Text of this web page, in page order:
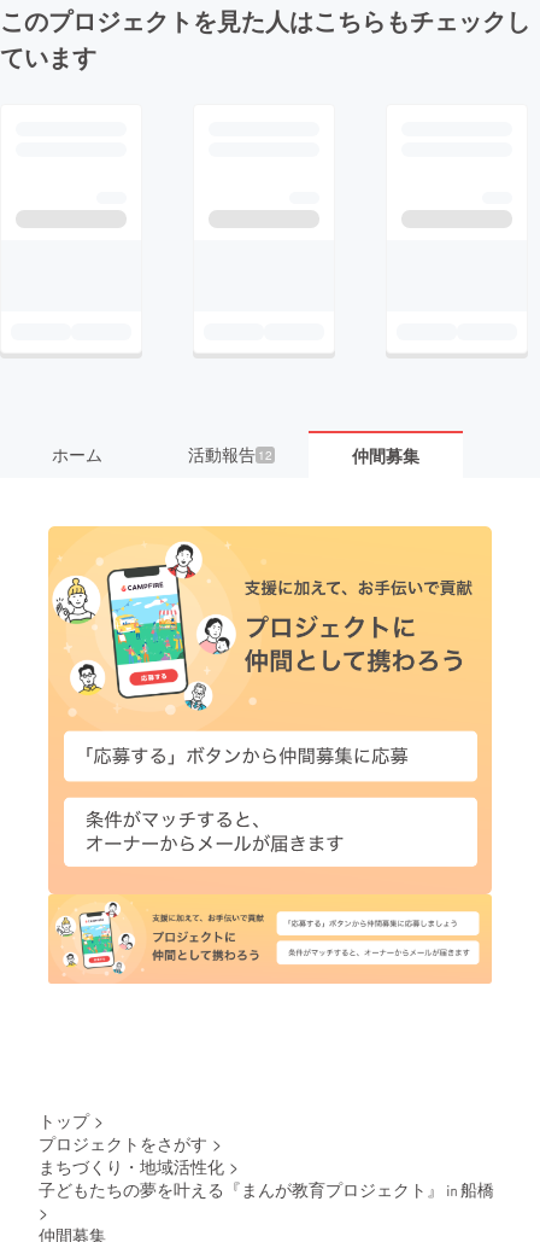
このプロジェクトを見た人はこちらもチェックし
ています
ホーム 活動報告 12 仲間募集
トップ >
プロジェクトをさがす >
まちづくり・地域活性化 >
子どもたちの夢を叶える『まんが教育プロジェクト』㏌船橋
>
仲間募集